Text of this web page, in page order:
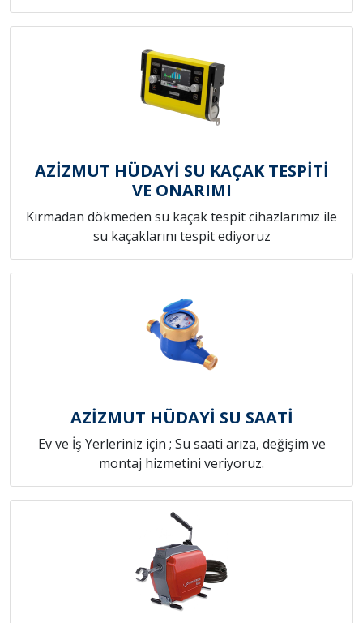
AZİZMUT HÜDAYİ SU KAÇAK TESPİTİ
VE ONARIMI
Kırmadan dökmeden su kaçak tespit cihazlarımız ile
su kaçaklarını tespit ediyoruz
AZİZMUT HÜDAYİ SU SAATİ
Ev ve İş Yerleriniz için ; Su saati arıza, değişim ve
montaj hizmetini veriyoruz.